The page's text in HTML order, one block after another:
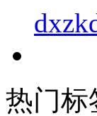
热门标